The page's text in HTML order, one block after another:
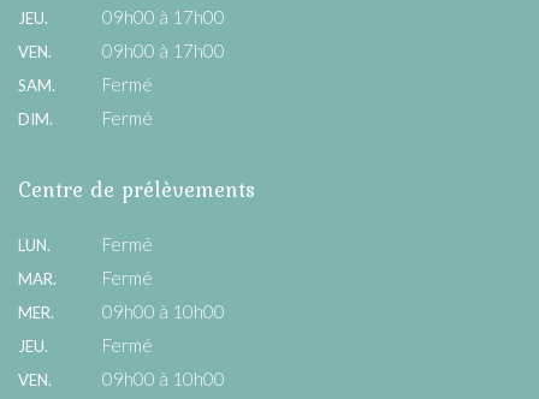
JEU. 09h00 à 17h00
VEN. 09h00 à 17h00
SAM. Fermé
DIM. Fermé
Centre de prélèvements
LUN. Fermé
MAR. Fermé
MER. 09h00 à 10h00
JEU. Fermé
VEN. 09h00 à 10h00